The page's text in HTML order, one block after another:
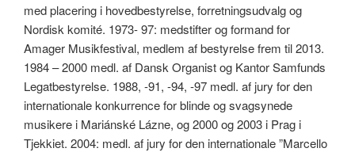
med placering i hovedbestyrelse, forretningsudvalg og
Nordisk komité. 1973- 97: medstifter og formand for
Amager Musikfestival, medlem af bestyrelse frem til 2013.
1984 – 2000 medl. af Dansk Organist og Kantor Samfunds
Legatbestyrelse. 1988, -91, -94, -97 medl. af jury for den
internationale konkurrence for blinde og svagsynede
musikere i Mariánské Lázne, og 2000 og 2003 i Prag i
Tjekkiet. 2004: medl. af jury for den internationale ”Marcello